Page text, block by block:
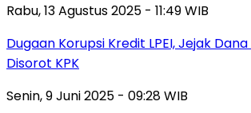
Rabu, 13 Agustus 2025 - 11:49 WIB
Dugaan Korupsi Kredit LPEI, Jejak Dana
Disorot KPK
Senin, 9 Juni 2025 - 09:28 WIB